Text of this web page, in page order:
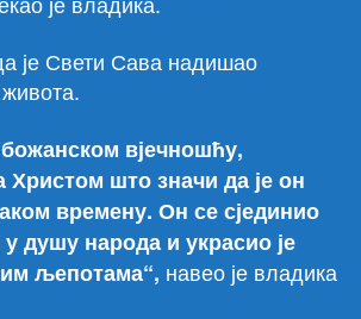
је Свети Сава надишао
вјечношћу,
Христом што значи да је он
времену. Он се сјединио
душу народа и украсио је
љепотама“, навео је владика